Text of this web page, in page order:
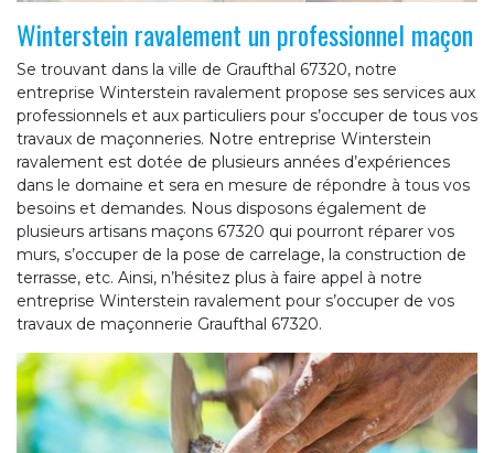
Winterstein ravalement un professionnel maçon
Se trouvant dans la ville de Graufthal 67320, notre
entreprise Winterstein ravalement propose ses services aux
professionnels et aux particuliers pour s’occuper de tous vos
travaux de maçonneries. Notre entreprise Winterstein
ravalement est dotée de plusieurs années d’expériences
dans le domaine et sera en mesure de répondre à tous vos
besoins et demandes. Nous disposons également de
plusieurs artisans maçons 67320 qui pourront réparer vos
murs, s’occuper de la pose de carrelage, la construction de
terrasse, etc. Ainsi, n’hésitez plus à faire appel à notre
entreprise Winterstein ravalement pour s’occuper de vos
travaux de maçonnerie Graufthal 67320.